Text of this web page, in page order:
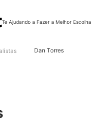
Te Ajudando a Fazer a Melhor Escolha
Dan Torres